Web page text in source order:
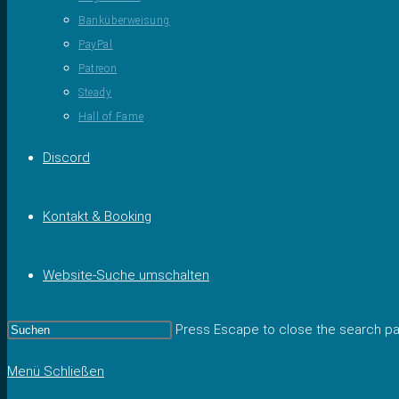
Banküberweisung
PayPal
Patreon
Steady
Hall of Fame
Discord
Kontakt & Booking
Website-Suche umschalten
Press Escape to close the search
Menü Schließen